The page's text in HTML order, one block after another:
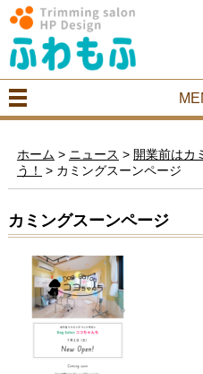
ホーム > ニュース > 開業前はカ
う！
> カミングスーンページ
カミングスーンページ